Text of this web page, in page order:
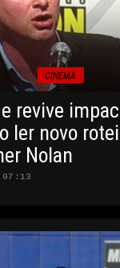
CINEMA
revive
ler novo
Nolan